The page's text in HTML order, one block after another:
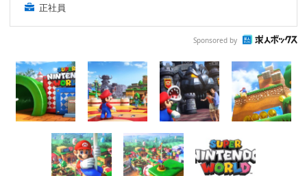
正社員
Sponsored by